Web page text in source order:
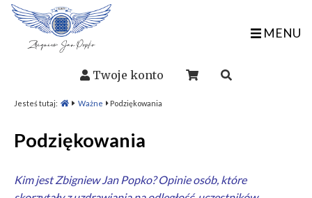
MENU
Twoje konto
Jesteś tutaj: Ważne Podziękowania
Podziękowania
Kim jest Zbigniew Jan Popko? Opinie osób, które